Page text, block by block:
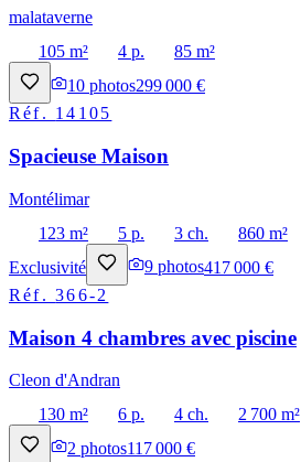
malataverne
105 m²
4 p.
85 m²
10 photos299 000 €
Réf. 14105
Spacieuse Maison
Montélimar
123 m²
5 p. 3 ch.
860 m²
Exclusivité
9 photos417 000 €
Réf.366-2
Maison 4 chambres avec piscine
Cleon d'Andran
130 m²
6 p. 4 ch.
2 700 m²
2 photos117 000 €